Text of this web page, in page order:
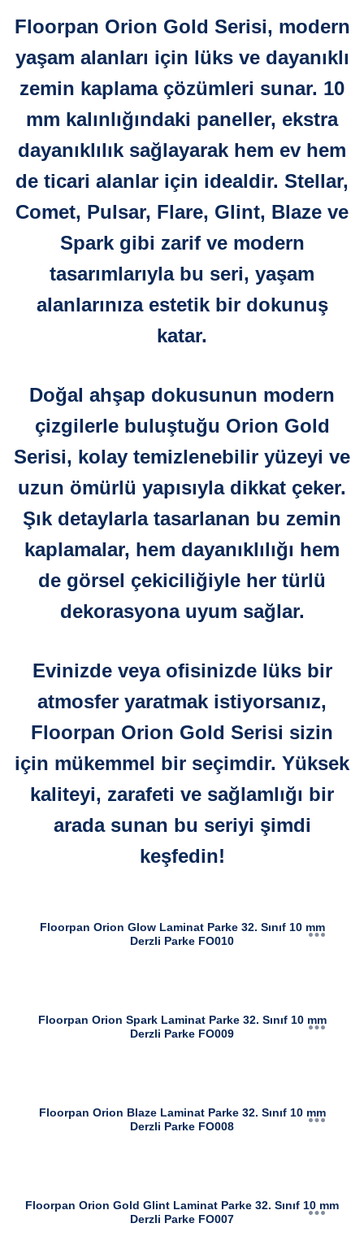
Floorpan Orion Gold Serisi, modern
yaşam alanları için lüks ve dayanıklı
zemin kaplama çözümleri sunar. 10
mm kalınlığındaki paneller, ekstra
dayanıklılık sağlayarak hem ev hem
de ticari alanlar için idealdir. Stellar,
Comet, Pulsar, Flare, Glint, Blaze ve
Spark gibi zarif ve modern
tasarımlarıyla bu seri, yaşam
alanlarınıza estetik bir dokunuş
katar.
Doğal ahşap dokusunun modern
çizgilerle buluştuğu Orion Gold
Serisi, kolay temizlenebilir yüzeyi ve
uzun ömürlü yapısıyla dikkat çeker.
Şık detaylarla tasarlanan bu zemin
kaplamalar, hem dayanıklılığı hem
de görsel çekiciliğiyle her türlü
dekorasyona uyum sağlar.
Evinizde veya ofisinizde lüks bir
atmosfer yaratmak istiyorsanız,
Floorpan Orion Gold Serisi sizin
için mükemmel bir seçimdir. Yüksek
kaliteyi, zarafeti ve sağlamlığı bir
arada sunan bu seriyi şimdi
keşfedin!
Floorpan Orion Glow Laminat Parke 32. Sınıf 10 mm
Derzli Parke FO010
Floorpan Orion Spark Laminat Parke 32. Sınıf 10 mm
Derzli Parke FO009
Floorpan Orion Blaze Laminat Parke 32. Sınıf 10 mm
Derzli Parke FO008
Floorpan Orion Gold Glint Laminat Parke 32. Sınıf 10 mm
Derzli Parke FO007